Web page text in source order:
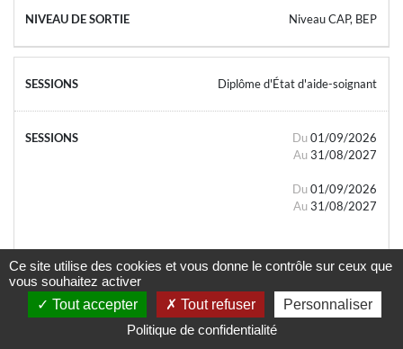
Niveau CAP, BEP
Diplôme d'État d'aide-soignant
Du 01/09/2026
Au 31/08/2027
Du 01/09/2026
Au 31/08/2027
- Tout public
Ce site utilise des cookies et vous donne le contrôle sur ceux que
vous souhaitez activer
Tout accepter
Tout refuser
Personnaliser
Politique de confidentialité